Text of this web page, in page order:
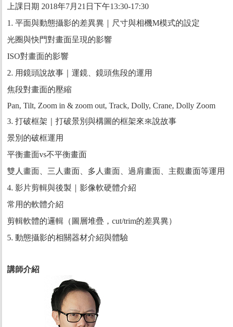
上課日期 2018年7月21日下午13:30-17:30
1. 平面與動態攝影的差異異｜尺寸與相機M模式的設定
光圈與快門對畫面呈現的影響
ISO對畫面的影響
2. 用鏡頭說故事｜運鏡、鏡頭焦段的運用
焦段對畫面的壓縮
Pan, Tilt, Zoom in & zoom out, Track, Dolly, Crane, Dolly Zoom
3. 打破框架｜打破景別與構圖的框架來來說故事
景別的破框運用
平衡畫面vs不平衡畫面
雙人畫面、三人畫面、多人畫面、過肩畫面、主觀畫面等運用
4. 影片剪輯與後製｜影像軟硬體介紹
常用的軟體介紹
剪輯軟體的邏輯（圖層堆疊，cut/trim的差異異）
5. 動態攝影的相關器材介紹與體驗
講師介紹